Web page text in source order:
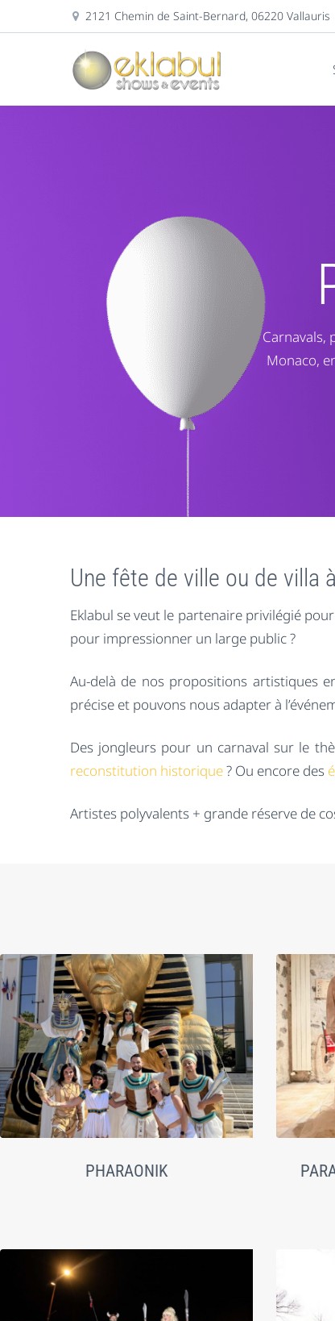
2121 Chemin de Saint-Bernard, 06220 Vallauris
Carnavals,
Monaco,
Une fête de ville ou de villa
Eklabul se veut le partenaire privilégié
pour impressionner un large public ?
Au-delà de nos propositions artistiques
précise et pouvons nous adapter à
Des jongleurs pour un carnaval sur le
reconstitution historique? Ou encore des
Artistes polyvalents + grande réserve de
PHARAONIK